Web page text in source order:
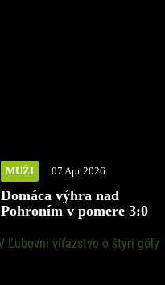
MUŽI 07 Apr 2026
Domáca výhra nad
Pohroním v pomere 3:0